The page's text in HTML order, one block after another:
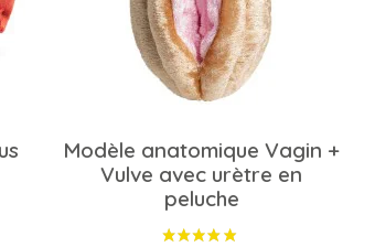
Modèle anatomique Vagin +
Vulve avec urètre en
peluche